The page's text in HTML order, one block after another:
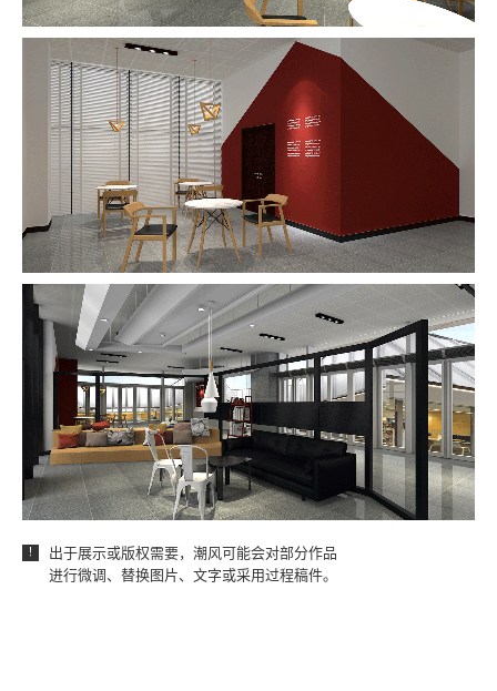
！
出于展示或版权需要，潮风可能会对部分作品
进行微调、替换图片、文字或采用过程稿件。